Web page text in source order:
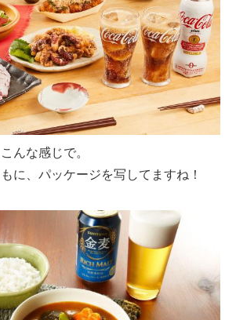
んな感じで。
に、パッケージを写してますね！